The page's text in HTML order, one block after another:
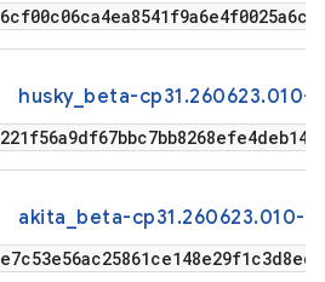
husky_beta-
akita_beta-cp31.260623.010-